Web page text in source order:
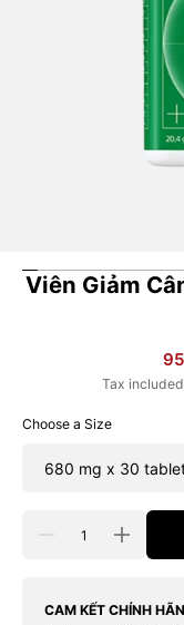
Viên Giảm
Tax
Choose a Size
Decrease
Giảm
Increase
quantity
Giảm
CAM KẾT CHÍNH